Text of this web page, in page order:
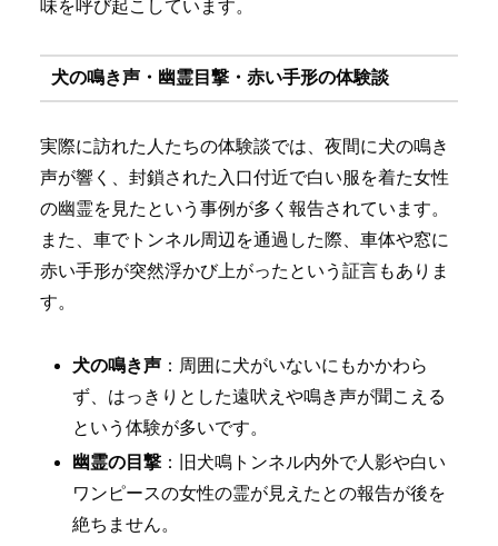
味を呼び起こしています。
犬の鳴き声・幽霊目撃・赤い手形の体験談
実際に訪れた人たちの体験談では、夜間に犬の鳴き
声が響く、封鎖された入口付近で白い服を着た女性
の幽霊を見たという事例が多く報告されています。
また、車でトンネル周辺を通過した際、車体や窓に
赤い手形が突然浮かび上がったという証言もありま
す。
犬の鳴き声 ：周囲に犬がいないにもかかわら
ず、はっきりとした遠吠えや鳴き声が聞こえる
という体験が多いです。
幽霊の目撃 ：旧犬鳴トンネル内外で人影や白い
ワンピースの女性の霊が見えたとの報告が後を
絶ちません。